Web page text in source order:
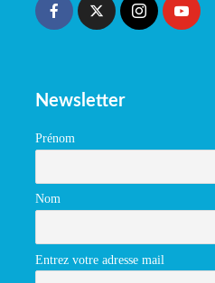
Newsletter
Prénom
Nom
Entrez votre adresse mail